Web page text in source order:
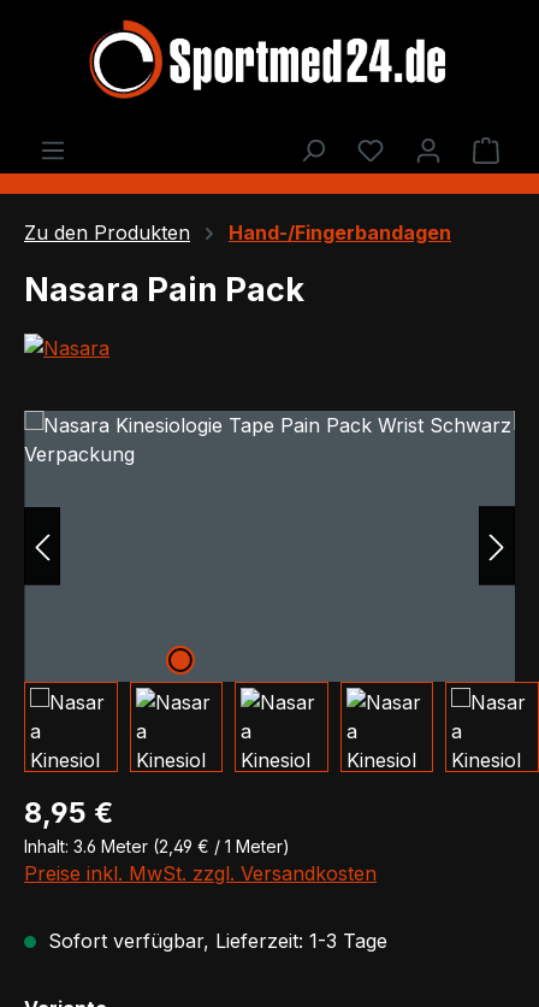
Zum Hauptinhalt springen
Du hast 0
Zu den Produkten Hand-/Fingerbandagen
Nasara Pain Pack
Bildergalerie überspringen
Regulärer Preis:
8,95 €
Inhalt: 3.6 Meter (2,49 € / 1 Meter)
Preise inkl. MwSt. zzgl. Versandkosten
Sofort verfügbar, Lieferzeit: 1-3 Tage